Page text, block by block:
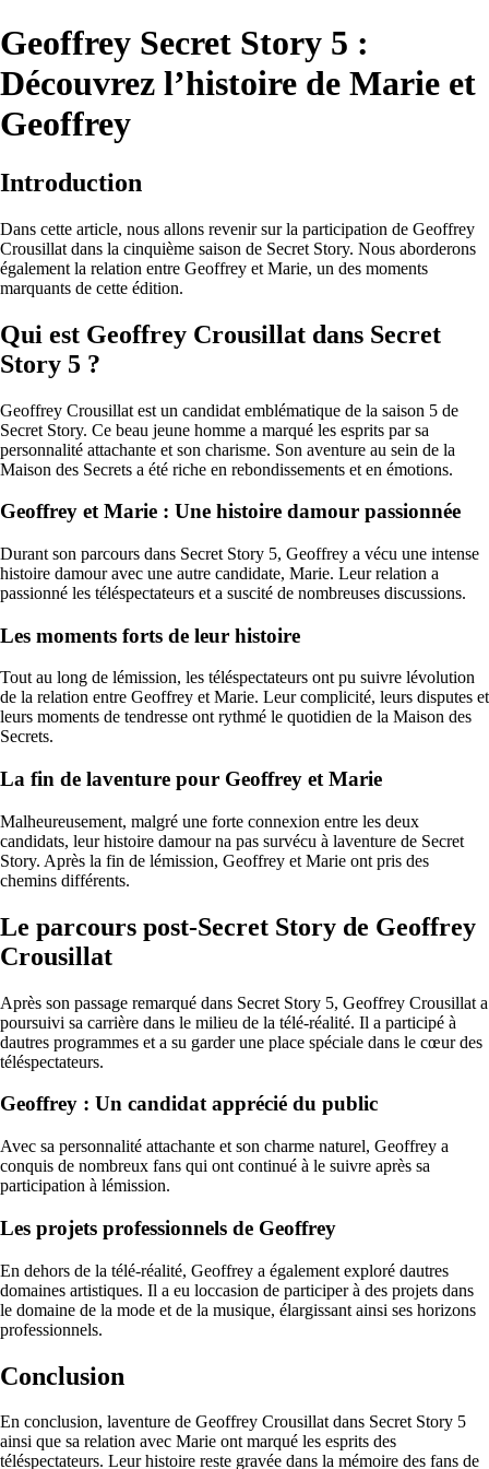
Geoffrey Secret Story 5 :
Découvrez l’histoire de Marie et
Geoffrey
Introduction
Dans cette article, nous allons revenir sur la participation de Geoffrey
Crousillat dans la cinquième saison de Secret Story. Nous aborderons
également la relation entre Geoffrey et Marie, un des moments
marquants de cette édition.
Qui est Geoffrey Crousillat dans Secret
Story 5 ?
Geoffrey Crousillat est un candidat emblématique de la saison 5 de
Secret Story. Ce beau jeune homme a marqué les esprits par sa
personnalité attachante et son charisme. Son aventure au sein de la
Maison des Secrets a été riche en rebondissements et en émotions.
Geoffrey et Marie : Une histoire damour passionnée
Durant son parcours dans Secret Story 5, Geoffrey a vécu une intense
histoire damour avec une autre candidate, Marie. Leur relation a
passionné les téléspectateurs et a suscité de nombreuses discussions.
Les moments forts de leur histoire
Tout au long de lémission, les téléspectateurs ont pu suivre lévolution
de la relation entre Geoffrey et Marie. Leur complicité, leurs disputes et
leurs moments de tendresse ont rythmé le quotidien de la Maison des
Secrets.
La fin de laventure pour Geoffrey et Marie
Malheureusement, malgré une forte connexion entre les deux
candidats, leur histoire damour na pas survécu à laventure de Secret
Story. Après la fin de lémission, Geoffrey et Marie ont pris des
chemins différents.
Le parcours post-Secret Story de Geoffrey
Crousillat
Après son passage remarqué dans Secret Story 5, Geoffrey Crousillat a
poursuivi sa carrière dans le milieu de la télé-réalité. Il a participé à
dautres programmes et a su garder une place spéciale dans le cœur des
téléspectateurs.
Geoffrey : Un candidat apprécié du public
Avec sa personnalité attachante et son charme naturel, Geoffrey a
conquis de nombreux fans qui ont continué à le suivre après sa
participation à lémission.
Les projets professionnels de Geoffrey
En dehors de la télé-réalité, Geoffrey a également exploré dautres
domaines artistiques. Il a eu loccasion de participer à des projets dans
le domaine de la mode et de la musique, élargissant ainsi ses horizons
professionnels.
Conclusion
En conclusion, laventure de Geoffrey Crousillat dans Secret Story 5
ainsi que sa relation avec Marie ont marqué les esprits des
téléspectateurs. Leur histoire reste gravée dans la mémoire des fans de